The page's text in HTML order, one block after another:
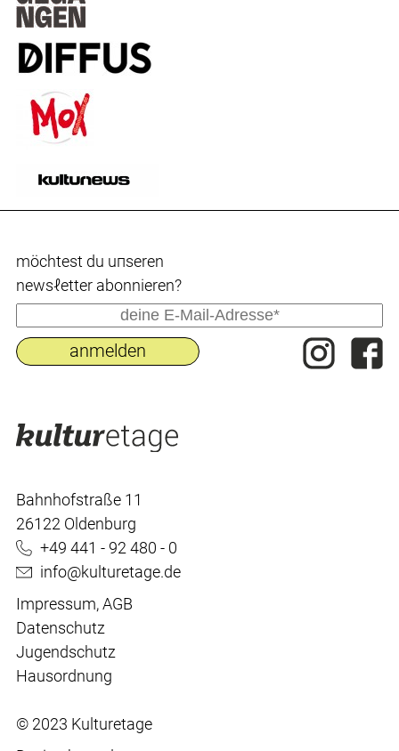
Bahnhofstraße 11
26122 Oldenburg
+49 441 - 92 480 - 0
info@kulturetage.de
Impressum,AGB
Datenschutz
Jugendschutz
Hausordnung
© 2023 Kulturetage
möchtest du uпseren
newsℓetter abonnieren?